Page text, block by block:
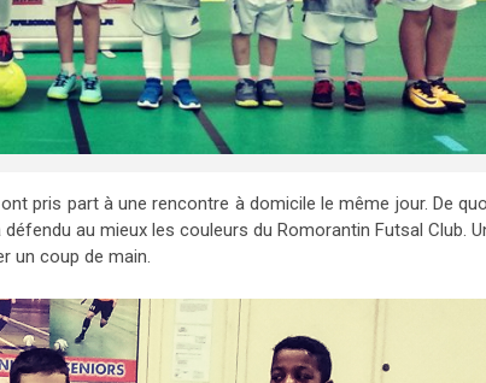
pris part à une rencontre à domicile le même jour. De
au mieux les couleurs du Romorantin Futsal Club.
un coup de main.